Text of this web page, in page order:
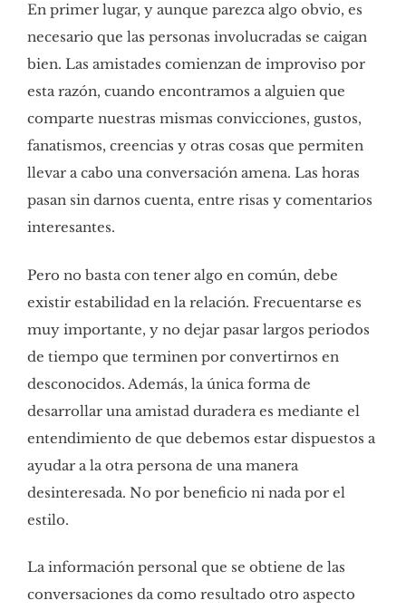
En primer lugar, y aunque parezca algo obvio, es
necesario que las personas involucradas se caigan
bien. Las amistades comienzan de improviso por
esta razón, cuando encontramos a alguien que
comparte nuestras mismas convicciones, gustos,
fanatismos, creencias y otras cosas que permiten
llevar a cabo una conversación amena. Las horas
pasan sin darnos cuenta, entre risas y comentarios
interesantes.
Pero no basta con tener algo en común, debe
existir estabilidad en la relación. Frecuentarse es
muy importante, y no dejar pasar largos periodos
de tiempo que terminen por convertirnos en
desconocidos. Además, la única forma de
desarrollar una amistad duradera es mediante el
entendimiento de que debemos estar dispuestos a
ayudar a la otra persona de una manera
desinteresada. No por beneficio ni nada por el
estilo.
La información personal que se obtiene de las
conversaciones da como resultado otro aspecto